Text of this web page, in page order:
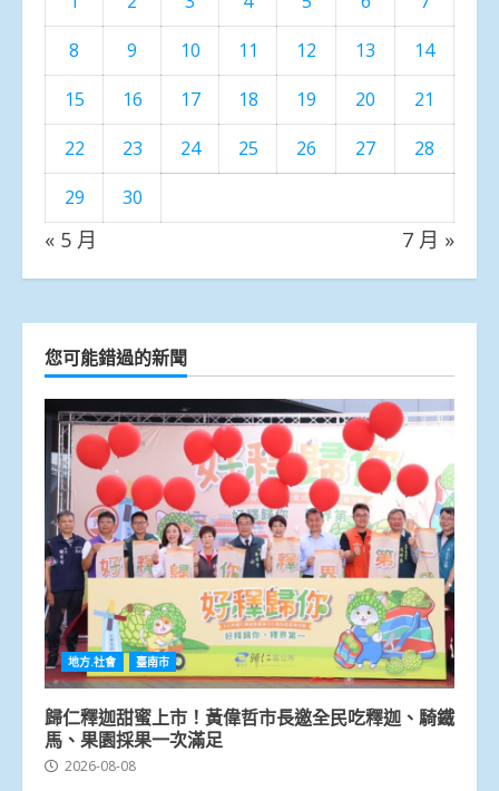
8
9 10 11 12 13
14
15
16 17 18 19 20
21
22
23 24 25 26 27
28
29
30
« 5 月 7 月 »
您可能錯過的新聞
地方.社會 臺南市
歸仁釋迦甜蜜上市！黃偉哲市長邀全民吃釋迦、騎鐵
馬、果園採果一次滿足
2026-08-08